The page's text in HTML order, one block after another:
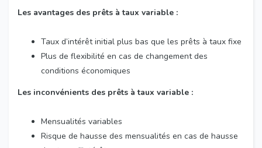
Les avantages des prêts à taux variable :
Taux d’intérêt initial plus bas que les prêts à taux fixe
Plus de flexibilité en cas de changement des
conditions économiques
Les inconvénients des prêts à taux variable :
Mensualités variables
Risque de hausse des mensualités en cas de hausse